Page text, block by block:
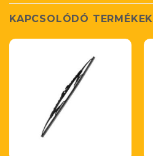
KAPCSOLÓDÓ TERMÉKEK